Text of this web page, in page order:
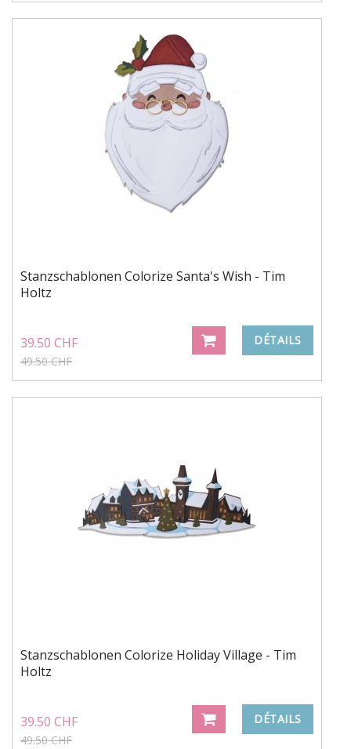
Stanzschablonen Colorize Santa's Wish - Tim
Holtz
39.50 CHF
49.50 CHF
DÉTAILS
Stanzschablonen Colorize Holiday Village - Tim
Holtz
39.50 CHF
49.50 CHF
DÉTAILS